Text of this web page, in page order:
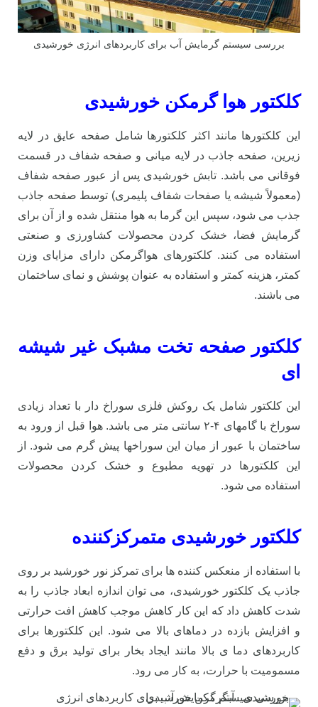
بررسی سیستم گرمایش آب برای کاربردهای انرژی خورشیدی
کلکتور هوا گرمکن خورشیدی
این کلکتورها مانند اکثر کلکتورها شامل صفحه عایق در لایه
زیرین، صفحه جاذب در لایه میانی و صفحه شفاف در قسمت
فوقانی می باشد. تابش خورشیدی پس از عبور صفحه شفاف
(معمولاً شیشه یا صفحات شفاف پلیمری) توسط صفحه جاذب
جذب می شود، سپس این گرما به هوا منتقل شده و از آن برای
گرمایش فضا، خشک کردن محصولات کشاورزی و صنعتی
استفاده می کنند. کلکتورهای هواگرمکن دارای مزایای وزن
کمتر، هزینه کمتر و استفاده به عنوان پوشش و نمای ساختمان
می باشند.
کلکتور صفحه تخت مشبک غیر شیشه
ای
این کلکتور شامل یک روکش فلزی سوراخ دار با تعداد زیادی
سوراخ با گامهای ۴-۲ سانتی متر می باشد. هوا قبل از ورود به
ساختمان با عبور از میان این سوراخها پیش گرم می شود. از
این کلکتورها در تهویه مطبوع و خشک کردن محصولات
استفاده می شود.
کلکتور خورشیدی متمرکزکننده
با استفاده از منعکس کننده ها برای تمرکز نور خورشید بر روی
جاذب یک کلکتور خورشیدی، می توان اندازه ابعاد جاذب را به
شدت کاهش داد که این کار کاهش موجب کاهش افت حرارتی
و افزایش بازده در دماهای بالا می شود. این کلکتورها برای
کاربردهای دما ی بالا مانند ایجاد بخار برای تولید برق و دفع
مسمومیت با حرارت، به کار می رود.